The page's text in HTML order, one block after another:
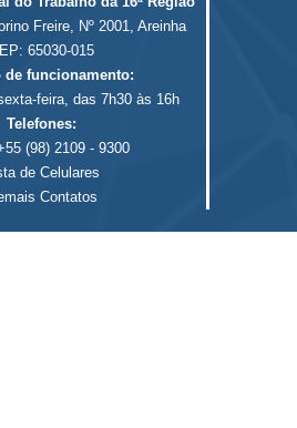
Freire, Nº 2001, Areinha
65030-015
de funcionamento:
feira, das 7h30 às 16h
Telefones:
(98) 2109 - 9300
de Celulares
Contatos